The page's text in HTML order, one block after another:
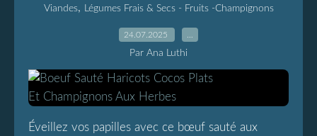
Viandes, Légumes Frais & Secs - Fruits -Champignons
24.07.2025
Par Ana Luthi
Éveillez vos papilles avec ce bœuf sauté aux